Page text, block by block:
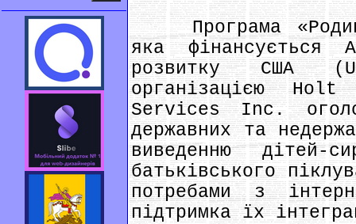
Програма
яка фінансується
розвитку США
організацією
Services Inc.
державних та
виведенню дітей-
батьківського
потребами з
підтримка їх